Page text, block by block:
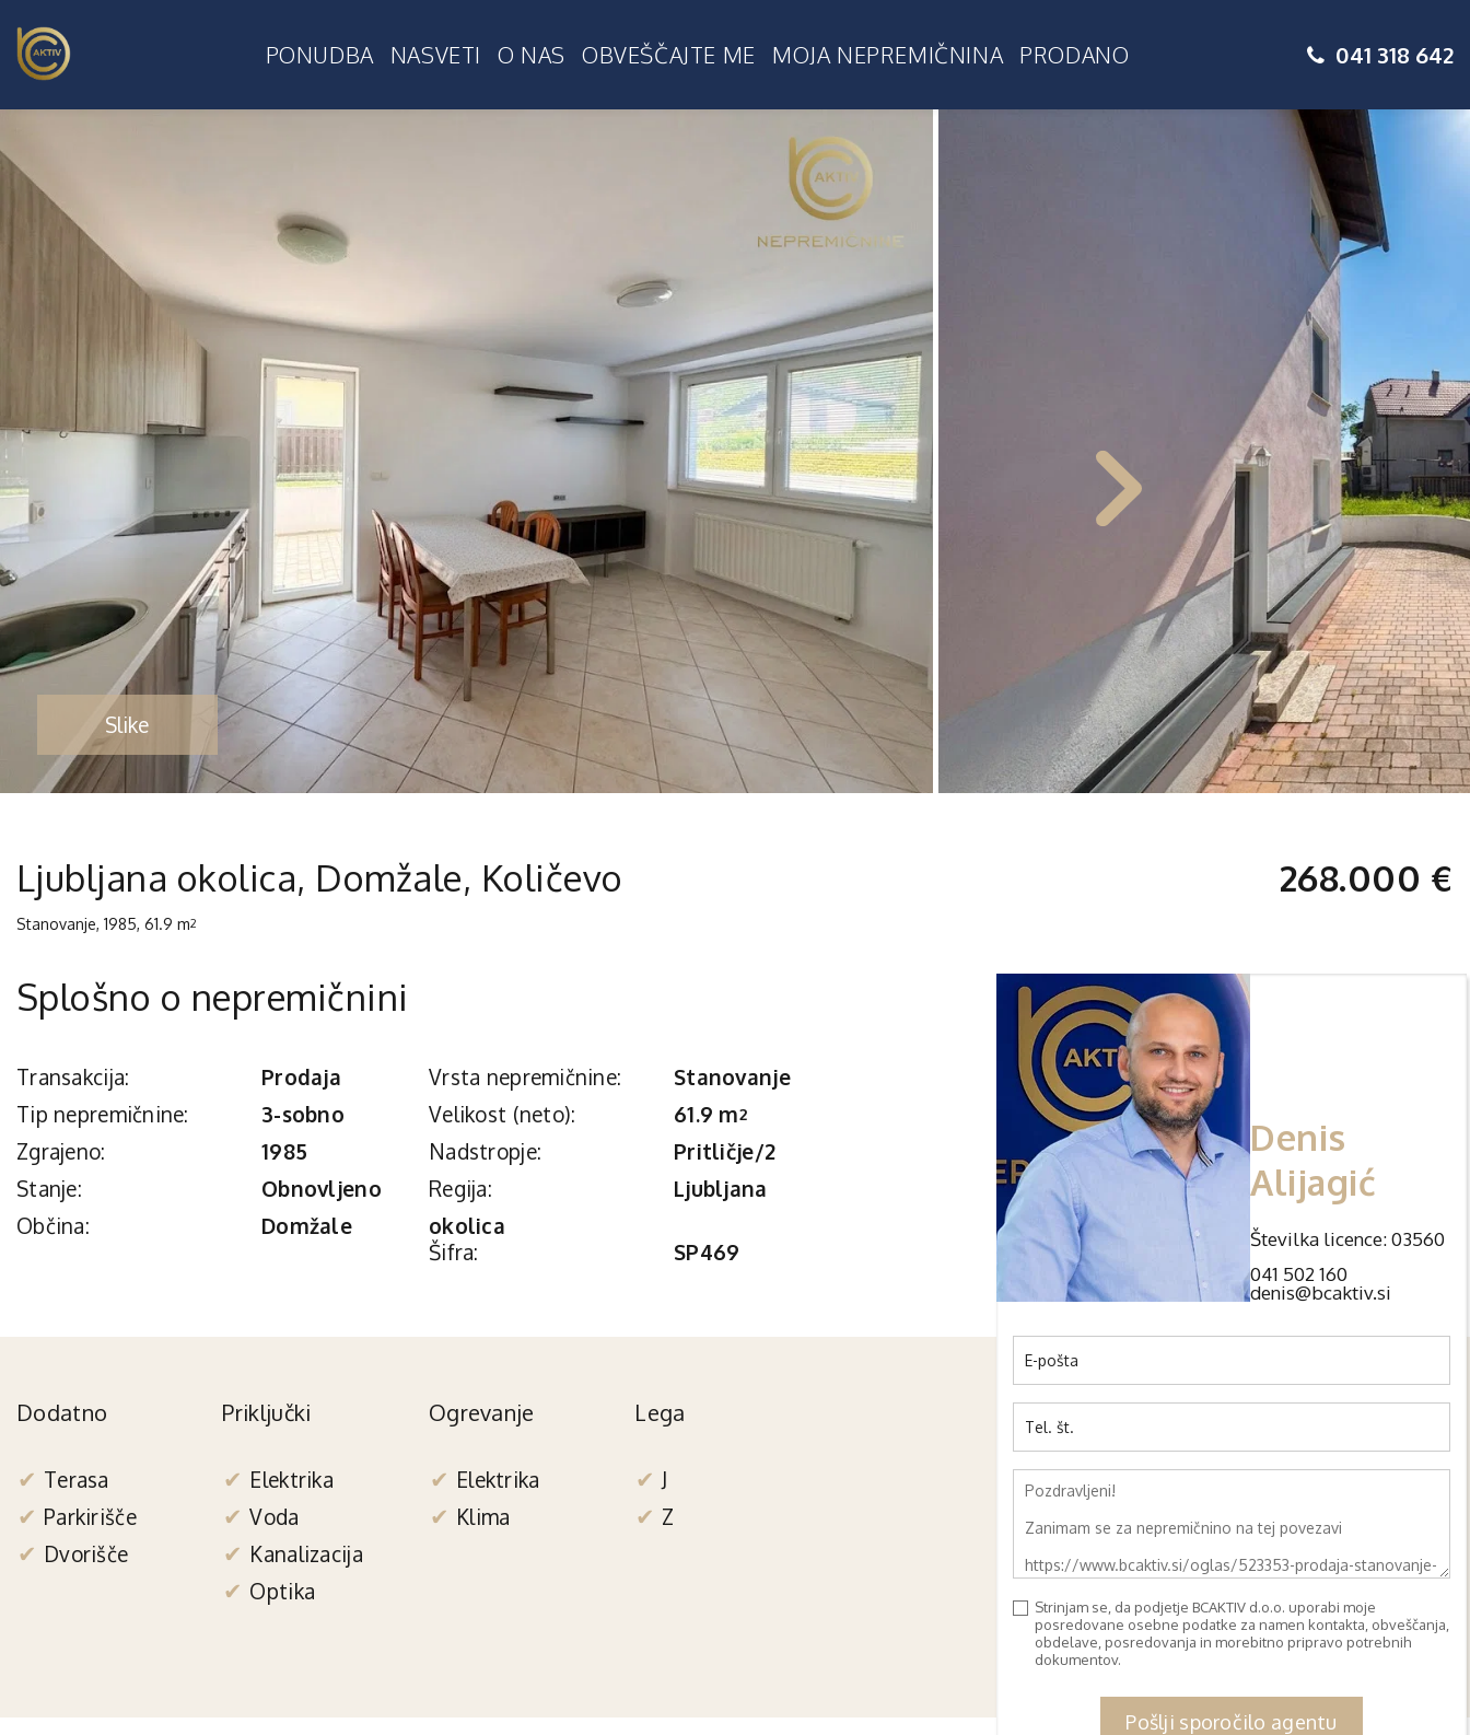
PONUDBA NASVETI O NAS OBVEŠČAJTE ME MOJA NEPREMIČNINA PRODANO 041 318 642
Slike
Ljubljana okolica, Domžale, Količevo
Stanovanje, 1985, 61.9 m2
268.000 €
Splošno o nepremičnini
Transakcija: Prodaja Vrsta nepremičnine:
Stanovanje
Tip nepremičnine:
3-sobno Velikost (neto): 61.9 m2
Zgrajeno: 1985 Nadstropje:
Pritličje/2
Stanje:
Obnovljeno Regija:
Ljubljana
okolica
Občina:
Domžale
Šifra:
SP469
Denis
Alijagić
Številka licence: 03560
041 502 160
denis@bcaktiv.si
Strinjam se, da podjetje BCAKTIV d.o.o. uporabi moje
posredovane osebne podatke za namen kontakta, obveščanja,
obdelave, posredovanja in morebitno pripravo potrebnih
dokumentov.
Pošlji sporočilo agentu
Dodatno
Terasa
Parkirišče
Dvorišče
Priključki
Elektrika
Voda
Kanalizacija
Optika
Ogrevanje
Elektrika
Klima
Lega
J
Z